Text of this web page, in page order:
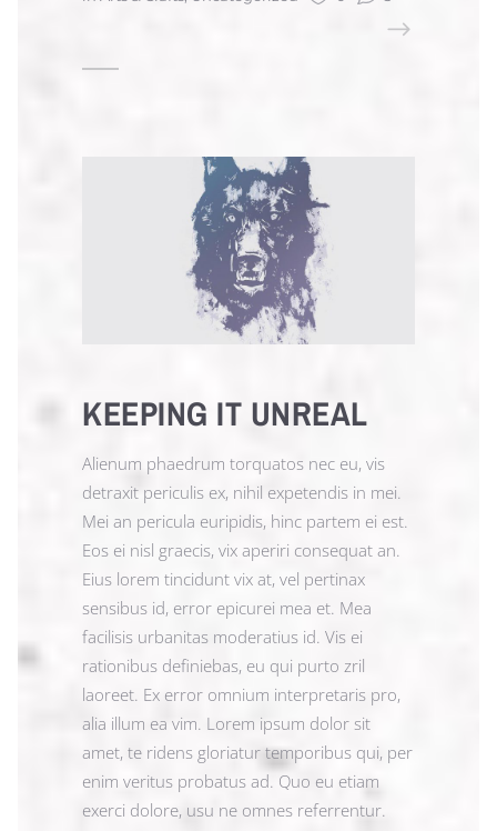
KEEPING IT UNREAL
Alienum phaedrum torquatos nec eu, vis
detraxit periculis ex, nihil expetendis in mei.
Mei an pericula euripidis, hinc partem ei est.
Eos ei nisl graecis, vix aperiri consequat an.
Eius lorem tincidunt vix at, vel pertinax
sensibus id, error epicurei mea et. Mea
facilisis urbanitas moderatius id. Vis ei
rationibus definiebas, eu qui purto zril
laoreet. Ex error omnium interpretaris pro,
alia illum ea vim. Lorem ipsum dolor sit
amet, te ridens gloriatur temporibus qui, per
enim veritus probatus ad. Quo eu etiam
exerci dolore, usu ne omnes referrentur.